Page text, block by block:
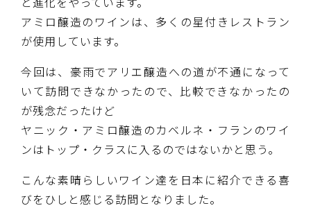
アミロ醸造のワインは、多くの星付きレストラン
が使用しています。
今回は、豪雨でアリエ醸造への道が不通になって
いて訪問できなかったので、比較できなかったの
が残念だったけど
ヤニック・アミロ醸造のカベルネ・フランのワイ
ンはトップ・クラスに入るのではないかと思う。
こんな素晴らしいワイン達を日本に紹介できる喜
びをひしと感じる訪問となりました。